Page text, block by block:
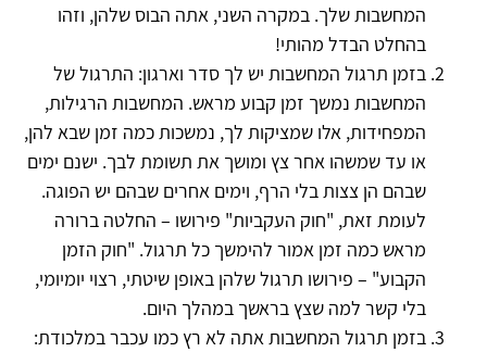
המחשבות שלך. במקרה השני, אתה הבוס שלהן, וזהו
בהחלט הבדל מהותי!
בזמן תרגול המחשבות יש לך סדר וארגון: התרגול של
המחשבות נמשך זמן קבוע מראש. המחשבות הרגילות,
המפחידות, אלו שמציקות לך, נמשכות כמה זמן שבא להן,
או עד שמשהו אחר צץ ומושך את תשומת לבך. ישנם ימים
שבהם הן צצות בלי הרף, וימים אחרים שבהם יש הפוגה.
לעומת זאת, "חוק העקביות" פירושו – החלטה ברורה
מראש כמה זמן אמור להימשך כל תרגול. "חוק הזמן
הקבוע" – פירושו תרגול שלהן באופן שיטתי, רצוי יומיומי,
בלי קשר למה שצץ בראשך במהלך היום.
בזמן תרגול המחשבות אתה לא רץ כמו עכבר במלכודת: